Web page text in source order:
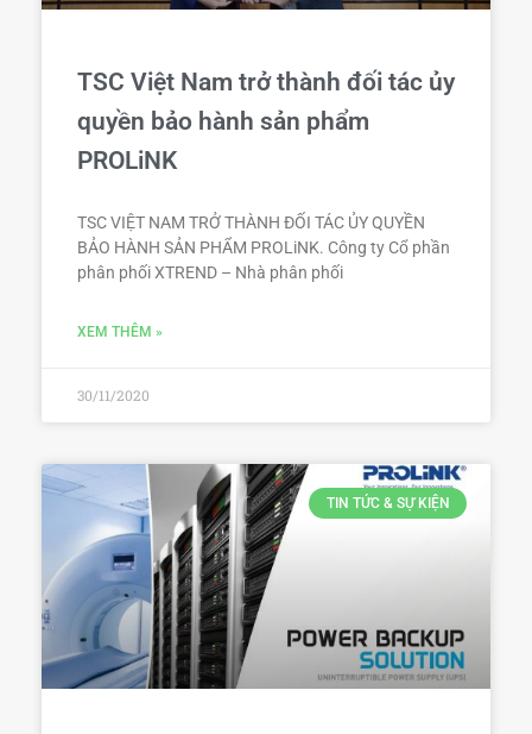
TSC Việt Nam trở thành đối tác ủy
quyền bảo hành sản phẩm
PROLiNK
TSC VIỆT NAM TRỞ THÀNH ĐỐI TÁC ỦY QUYỀN
BẢO HÀNH SẢN PHẨM PROLiNK. Công ty Cổ phần
phân phối XTREND – Nhà phân phối
XEM THÊM »
30/11/2020
TIN TỨC & SỰ KIỆN